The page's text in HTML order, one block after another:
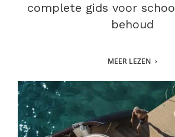
complete gids voor
behoud
MEER LEZEN